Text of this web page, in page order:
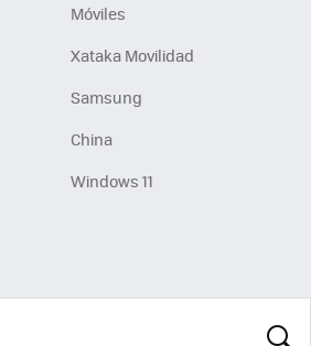
Móviles
Xataka Movilidad
Samsung
China
Windows 11